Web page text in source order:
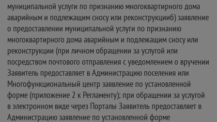
муниципальной услуги по признанию многоквартирного дома
аварийным и подлежащим сносу или реконструкцииб) заявление
о предоставлении муниципальной услуги по признанию
многоквартирного дома аварийным и подлежащим сносу или
реконструкции (при личном обращении за услугой или
посредством почтового отправления с уведомлением о вручении
Заявитель предоставляет в Администрацию поселения или
Многофункциональный центр заявление по установленной
форме (приложение 2 к Регламенту); при обращении за услугой
в электронном виде через Порталы Заявитель предоставляет в
Администрацию заявление по установленной форме